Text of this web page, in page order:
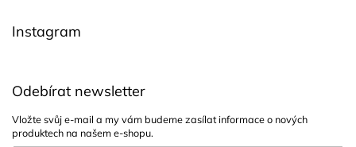
Instagram
Odebírat newsletter
Vložte svůj e-mail a my vám budeme zasílat informace o nových
produktech na našem e-shopu.